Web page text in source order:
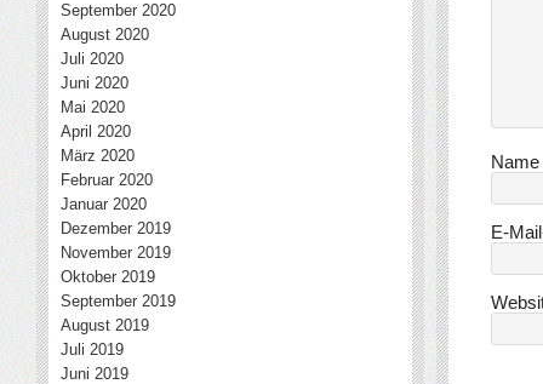
Name
E-
September 2020
August 2020
Juli 2020
Juni 2020
Mai 2020
April 2020
März 2020
Februar 2020
Januar 2020
Dezember 2019
November 2019
Oktober 2019
September 2019
August 2019
Juli 2019
Juni 2019